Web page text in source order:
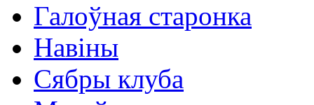
Галоўная старонка
Навіны
Сябры клуба